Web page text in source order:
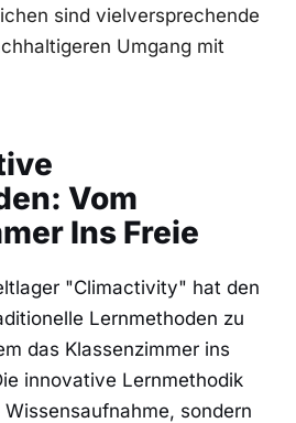
sind vielversprechende
Umgang⁤ mit
Vom
Ins Freie
"Climactivity"‌ hat den⁤
Lernmethoden zu
das Klassenzimmer ins
innovative ​Lernmethodik
sondern